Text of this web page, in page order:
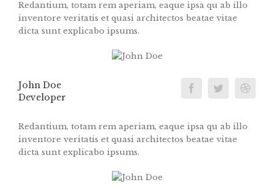
Redantium, totam rem aperiam, eaque ipsa qu ab illo
inventore veritatis et quasi architectos beatae vitae
dicta sunt explicabo ipsums.
John Doe
Developer
Redantium, totam rem aperiam, eaque ipsa qu ab illo
inventore veritatis et quasi architectos beatae vitae
dicta sunt explicabo ipsums.